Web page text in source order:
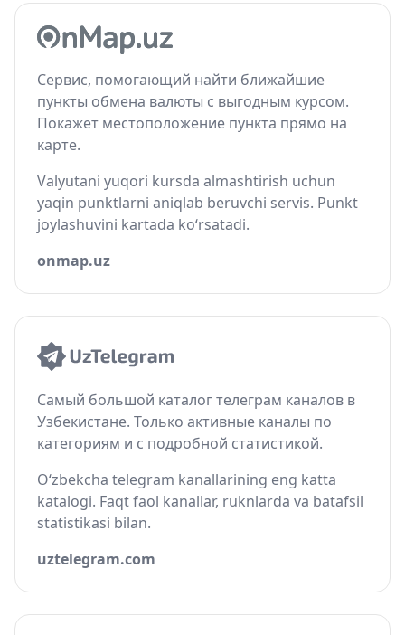
Сервис, помогающий найти ближайшие
пункты обмена валюты с выгодным курсом.
Покажет местоположение пункта прямо на
карте.
Valyutani yuqori kursda almashtirish uchun
yaqin punktlarni aniqlab beruvchi servis. Punkt
joylashuvini kartada ko‘rsatadi.
onmap.uz
Самый большой каталог телеграм каналов в
Узбекистане. Только активные каналы по
категориям и с подробной статистикой.
O‘zbekcha telegram kanallarining eng katta
katalogi. Faqt faol kanallar, ruknlarda va batafsil
statistikasi bilan.
uztelegram.com